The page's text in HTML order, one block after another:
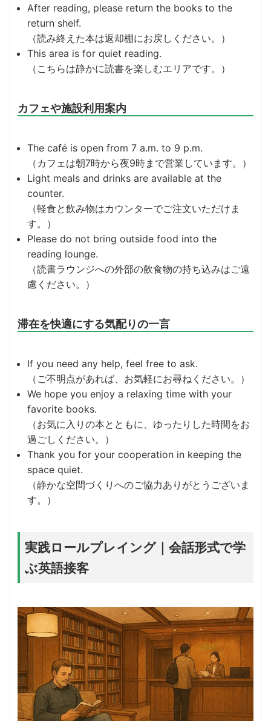
After reading, please return the books to the
return shelf.
（読み終えた本は返却棚にお戻しください。）
This area is for quiet reading.
（こちらは静かに読書を楽しむエリアです。）
カフェや施設利用案内
The café is open from 7 a.m. to 9 p.m.
（カフェは朝7時から夜9時まで営業しています。）
Light meals and drinks are available at the
counter.
（軽食と飲み物はカウンターでご注文いただけま
す。）
Please do not bring outside food into the
reading lounge.
（読書ラウンジへの外部の飲食物の持ち込みはご遠
慮ください。）
滞在を快適にする気配りの一言
If you need any help, feel free to ask.
（ご不明点があれば、お気軽にお尋ねください。）
We hope you enjoy a relaxing time with your
favorite books.
（お気に入りの本とともに、ゆったりした時間をお
過ごしください。）
Thank you for your cooperation in keeping the
space quiet.
（静かな空間づくりへのご協力ありがとうございま
す。）
実践ロールプレイング｜会話形式で学
ぶ英語接客